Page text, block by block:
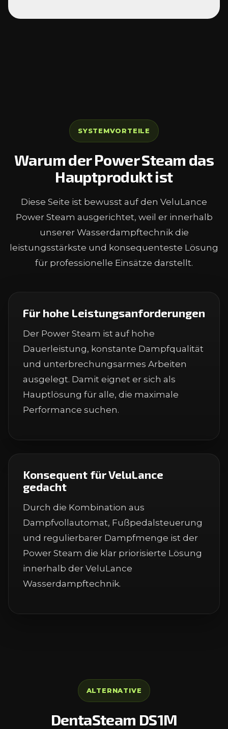
SYSTEMVORTEILE
Warum der Power Steam das
Hauptprodukt ist
Diese Seite ist bewusst auf den VeluLance
Power Steam ausgerichtet, weil er innerhalb
unserer Wasserdampftechnik die
leistungsstärkste und konsequenteste Lösung
für professionelle Einsätze darstellt.
Für hohe Leistungsanforderungen
Der Power Steam ist auf hohe
Dauerleistung, konstante Dampfqualität
und unterbrechungsarmes Arbeiten
ausgelegt. Damit eignet er sich als
Hauptlösung für alle, die maximale
Performance suchen.
Konsequent für VeluLance
gedacht
Durch die Kombination aus
Dampfvollautomat, Fußpedalsteuerung
und regulierbarer Dampfmenge ist der
Power Steam die klar priorisierte Lösung
innerhalb der VeluLance
Wasserdampftechnik.
ALTERNATIVE
DentaSteam DS1M